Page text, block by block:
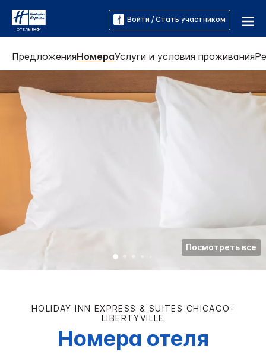
Войти / Стать участником
ПредложенияНомераУслуги и условия проживания
Посмотреть все
HOLIDAY INN EXPRESS & SUITES CHICAGO-
LIBERTYVILLE
Номера отеля